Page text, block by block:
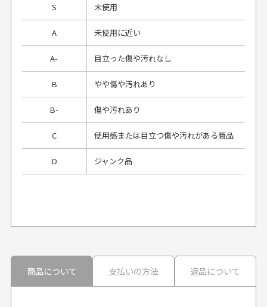
S 未使用
A 未使用に近い
A- 目立った傷や汚れなし
B やや傷や汚れあり
B- 傷や汚れあり
C 使用感または目立つ傷や汚れがある商品
D ジャンク品
30代男性
商品について 支払いの方法 返品について